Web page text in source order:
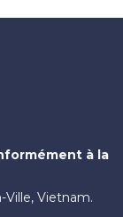
à la
Ville, Vietnam.